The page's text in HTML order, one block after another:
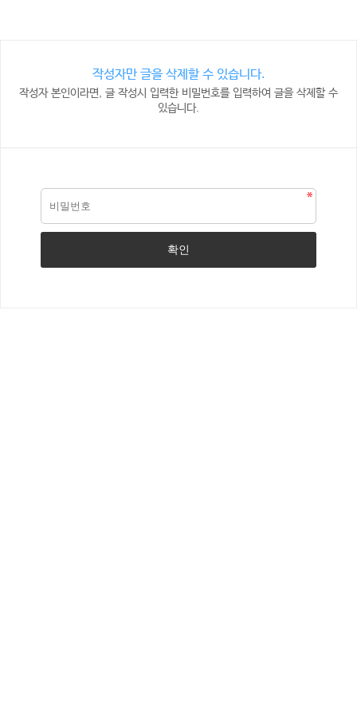
작성자만 글을 삭제할 수 있습니다.
작성자 본인이라면, 글 작성시 입력한 비밀번호를 입력하여 글을 삭제할 수
있습니다.